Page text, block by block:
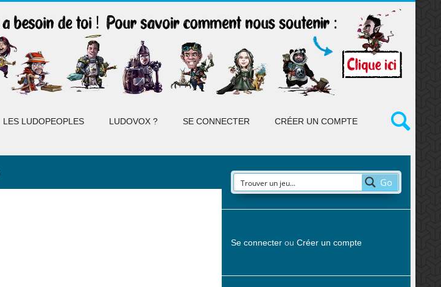
LES LUDOPEOPLES LUDOVOX ? SE CONNECTER CRÉER UN COMPTE
Go
Se connecterou Créer un compte